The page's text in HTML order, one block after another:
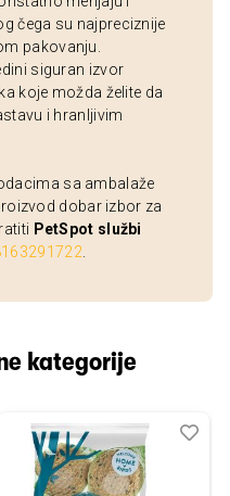
čega su najpreciznije
pakovanju.
siguran izvor
koje možda želite da
i hranljivim
sa ambalaže
dobar izbor za
PetSpot službi
kategorije